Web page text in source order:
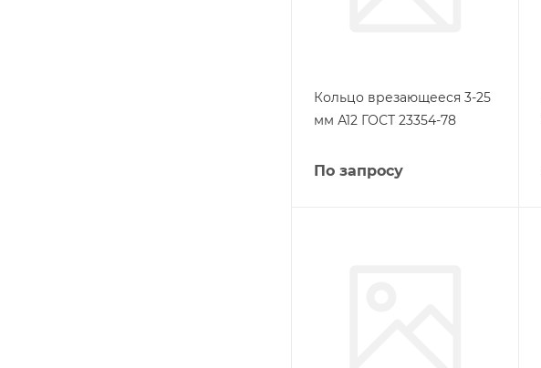
Кольцо врезающееся 3-25
мм А12 ГОСТ 23354-78
По запросу